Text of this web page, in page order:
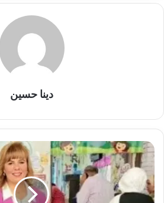
دينا حسين
عايدة
محي
الدين
تُدلي
بصوتها